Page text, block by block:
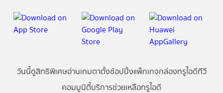
วันนี้ดูสิทธิพิเศษอ่านเกมตาตั้งช้อปปิ้งแพ็กเกจกล่องทรูไอดีทีวี
คอมมูนิตี้บริการช่วยเหลือทรูไอดี